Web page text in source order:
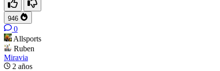
946
0
Allsports
Ruben
Miravia
2 años